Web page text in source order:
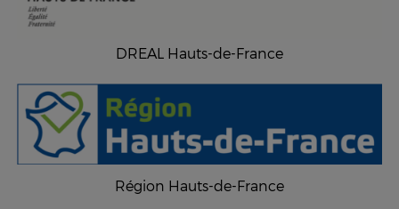
DREAL Hauts-de-France
Région Hauts-de-France